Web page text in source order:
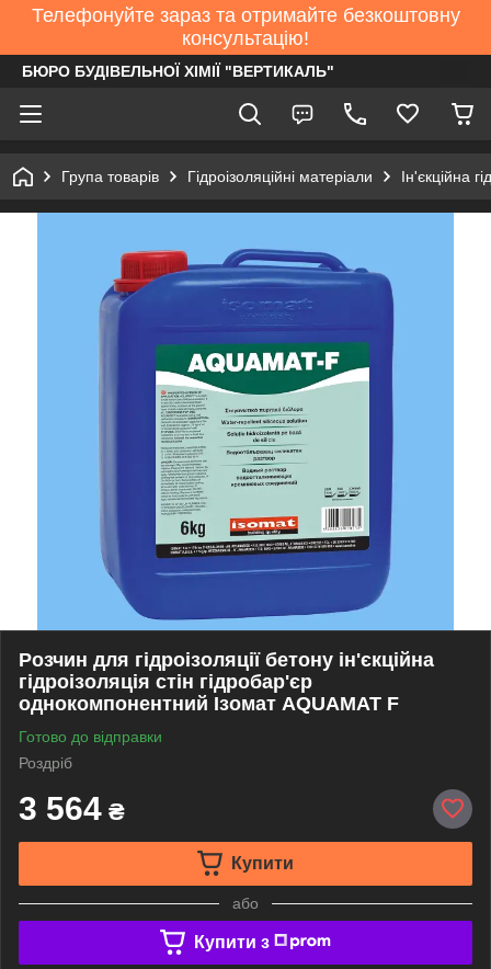
Телефонуйте зараз та отримайте безкоштовну
консультацію!
БЮРО БУДІВЕЛЬНОЇ ХІМІЇ "ВЕРТИКАЛЬ"
Група товарів Гідроізоляційні матеріали Ін'єкційна
Розчин для гідроізоляції бетону ін'єкційна
гідроізоляція стін гідробар'єр
однокомпонентний Ізомат AQUAMAT F
Готово до відправки
Роздріб
3 564 ₴
Купити
або
Купити з